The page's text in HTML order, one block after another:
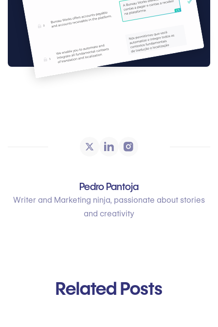
Pedro Pantoja
Writer and Marketing ninja, passionate about stories
and creativity
Related Posts